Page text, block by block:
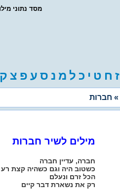
- מסד נתוני
ז ח ט י כ ל מ נ ס ע פ צ ק
» חברות
מילים לשיר חברות
חברה, עדיין חברה
כשטוב היה וגם כשהיה קצת רע
הכל זרם ונעלם
רק את נשארת דבר קיים